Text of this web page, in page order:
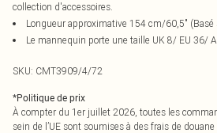
collection d'accessoires.
Longueur approximative 154 cm/60,5"
Le mannequin porte une taille UK 8/ EU 36/
SKU: CMT3909/4/72
*Politique de prix
À compter du 1er juillet 2026, toutes les
sein de l’UE sont soumises à des frais de